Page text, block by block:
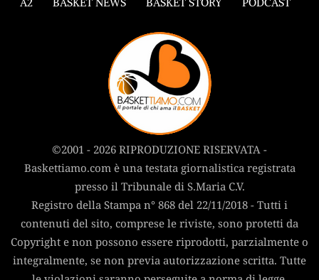
©2001 - 2026 RIPRODUZIONE RISERVATA -
Baskettiamo.com è una testata giornalistica registrata
presso il Tribunale di S.Maria C.V.
Registro della Stampa n° 868 del 22/11/2018 - Tutti i
contenuti del sito, comprese le riviste, sono protetti da
Copyright e non possono essere riprodotti, parzialmente o
integralmente, se non previa autorizzazione scritta. Tutte